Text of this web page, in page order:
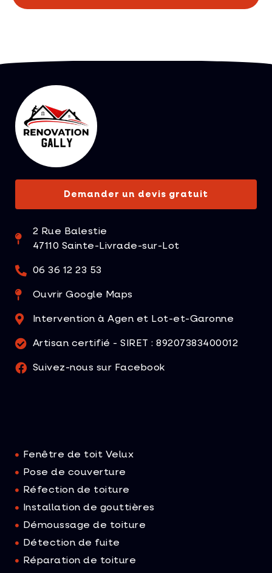
Demander un devis gratuit
2 Rue Balestie
47110 Sainte-Livrade-sur-Lot
06 36 12 23 53
Ouvrir Google Maps
Intervention à Agen et Lot-et-Garonne
Artisan certifié - SIRET : 89207383400012
Suivez-nous sur Facebook
Fenêtre de toit Velux
Pose de couverture
Réfection de toiture
Installation de gouttières
Démoussage de toiture
Détection de fuite
Réparation​ de toiture